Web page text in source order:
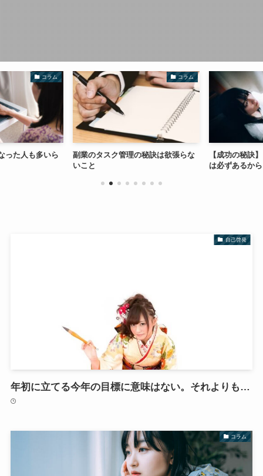
コラム
た人も多いら
コラム
副業のタスク管理の秘訣は欲張らな
いこと
【成功の秘訣】
は必ずあるから
自己啓発
年初に立てる今年の目標に意味はない。それよりも…
コラム